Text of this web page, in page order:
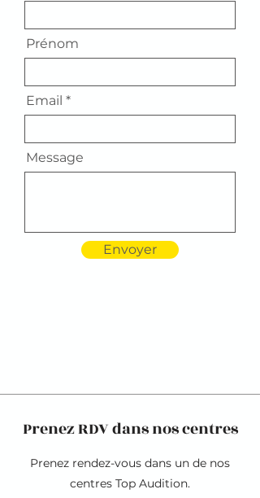
Prénom
Email
Message
Envoyer
Prenez RDV dans nos centres
Prenez rendez-vous dans un de nos
centres Top Audition.